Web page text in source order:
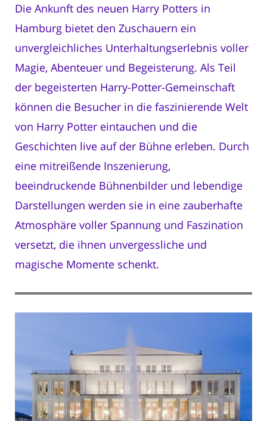
Die Ankunft des neuen Harry Potters in
Hamburg bietet den Zuschauern ein
unvergleichliches Unterhaltungserlebnis voller
Magie, Abenteuer und Begeisterung. Als Teil
der begeisterten Harry-Potter-Gemeinschaft
können die Besucher in die faszinierende Welt
von Harry Potter eintauchen und die
Geschichten live auf der Bühne erleben. Durch
eine mitreißende Inszenierung,
beeindruckende Bühnenbilder und lebendige
Darstellungen werden sie in eine zauberhafte
Atmosphäre voller Spannung und Faszination
versetzt, die ihnen unvergessliche und
magische Momente schenkt.